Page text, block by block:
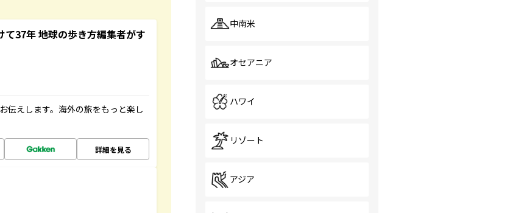
37年 地球の歩き方編集者がす
伝えします。海外の旅をもっと楽し
詳細を見る
中南米
オセアニア
ハワイ
リゾート
アジア